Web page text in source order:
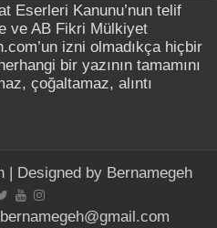
Eserleri Kanunu’nun telif
ve AB Fikri Mülkiyet
izni olmadıkça hiçbir
bir yazının tamamını
çoğaltamaz, alıntı
| Designed by Bernamegeh